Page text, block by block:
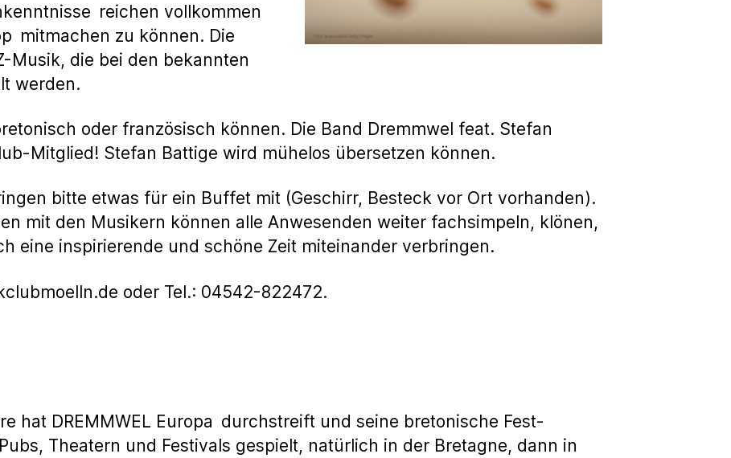
reichen vollkommen
mitmachen zu können. Die
Musik, die bei den bekannten
werden.
oder französisch können. Die Band Dremmwel feat. Stefan
Mitglied! Stefan Battige wird mühelos übersetzen können.
bitte etwas für ein Buffet mit (Geschirr, Besteck vor Ort vorhanden).
mit den Musikern können alle Anwesenden weiter fachsimpeln, klönen,
eine inspirierende und schöne Zeit miteinander verbringen.
oder Tel.: 04542-822472.
hat DREMMWEL Europa durchstreift und seine bretonische Fest-
Theatern und Festivals gespielt, natürlich in der Bretagne, dann in